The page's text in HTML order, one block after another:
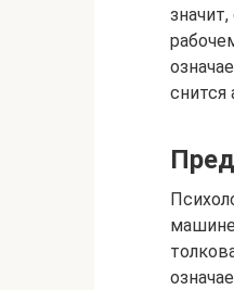
снится